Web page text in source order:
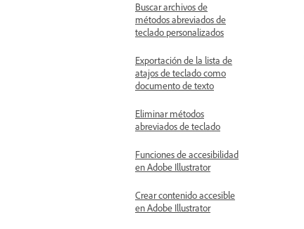
Buscar archivos de
métodos abreviados de
teclado personalizados
Exportación de la lista de
atajos de teclado como
documento de texto
Eliminar métodos
abreviados de teclado
Funciones de accesibilidad
en Adobe Illustrator
Crear contenido accesible
en Adobe Illustrator